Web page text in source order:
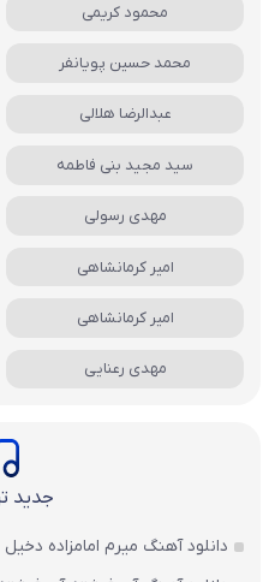
محمود کریمی
محمد حسین پویانفر
عبدالرضا هلالی
سید مجید بنی فاطمه
مهدی رسولی
امیر کرمانشاهی
امیر کرمانشاهی
مهدی رعنایی
جدید
دانلود آهنگ میرم امامزاده